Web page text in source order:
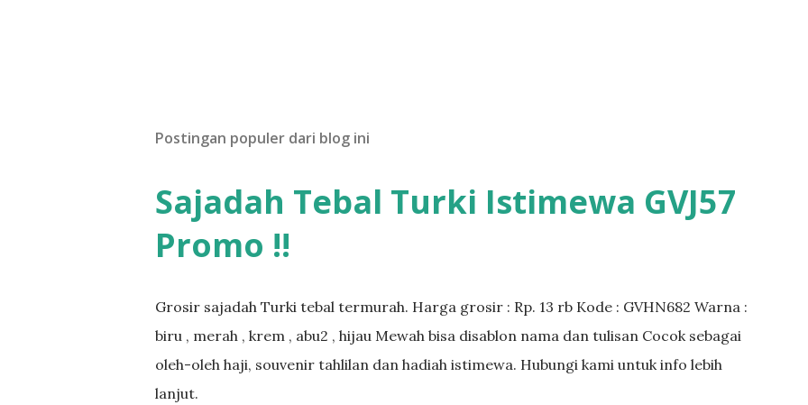
Postingan populer dari blog ini
Sajadah Tebal Turki Istimewa GVJ57
Promo !!
Grosir sajadah Turki tebal termurah. Harga grosir : Rp. 13 rb Kode : GVHN682 Warna :
biru , merah , krem , abu2 , hijau Mewah bisa disablon nama dan tulisan Cocok sebagai
oleh-oleh haji, souvenir tahlilan dan hadiah istimewa. Hubungi kami untuk info lebih
lanjut.